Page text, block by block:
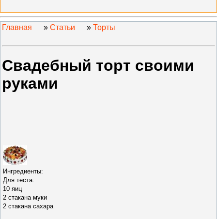
Главная » Статьи » Торты
Свадебный торт своими
руками
Ингредиенты:
Для теста:
10 яиц
2 стакана муки
2 стакана сахара